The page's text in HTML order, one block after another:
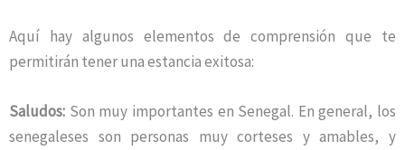
Aquí hay algunos elementos de comprensión que te
permitirán tener una estancia exitosa:
Saludos: Son muy importantes en Senegal. En general, los
senegaleses son personas muy corteses y amables, y